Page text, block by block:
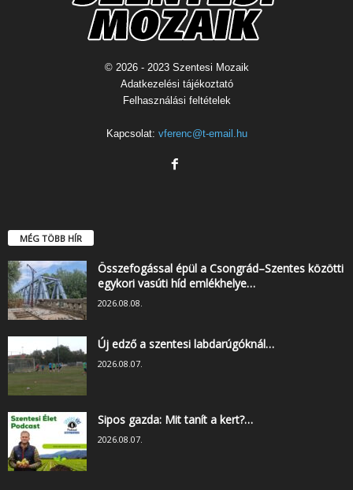
© 2026 - 2023 Szentesi Mozaik
Adatkezelési tájékoztató
Felhasználási feltételek
Kapcsolat: vferenc@t-email.hu
MÉG TÖBB HÍR
Összefogással épül a Csongrád–Szentes közötti
egykori vasúti híd emlékhelye…
2026.08.08.
Új edző a szentesi labdarúgóknál…
2026.08.07.
Sipos gazda: Mit tanít a kert?…
2026.08.07.